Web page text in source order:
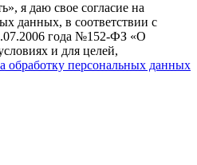
я даю свое согласие на
данных, в соответствии с
года №152-ФЗ «О
и для целей,
обработку персональных данных